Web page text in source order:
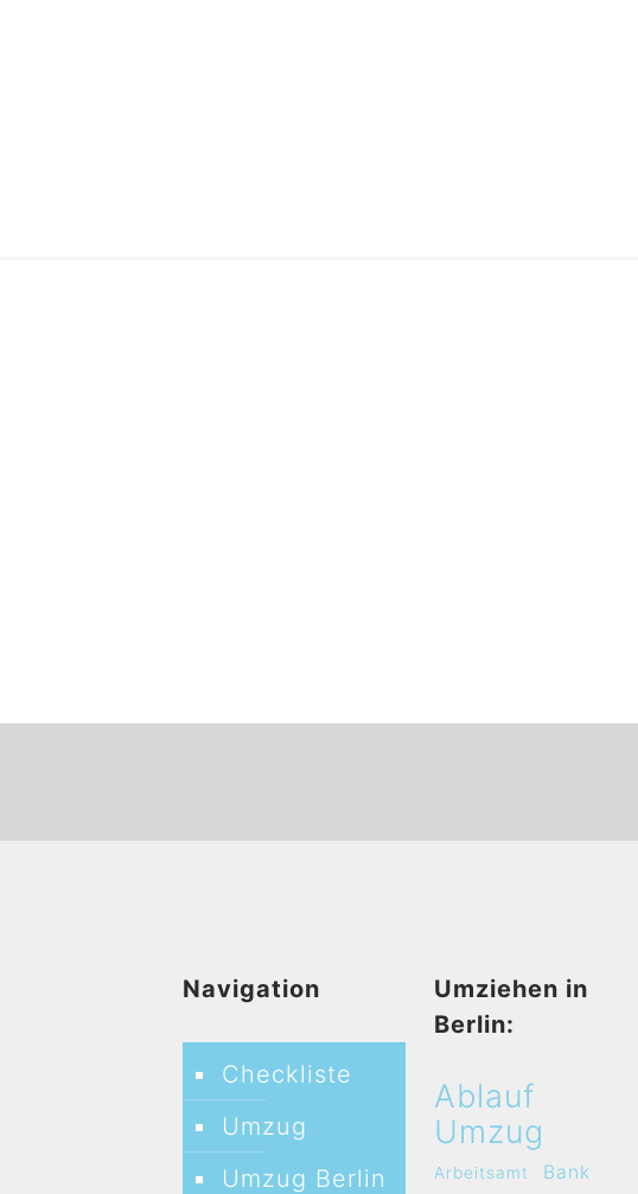
Navigation
Checkliste
Umzug
Umzug Berlin
Umziehen in
Berlin:
Ablauf
Umzug
Arbeitsamt
Bank